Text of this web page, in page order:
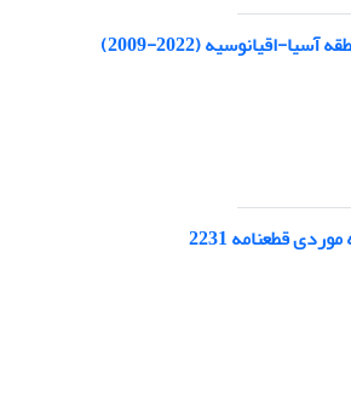
(2022-2009)
قطعنامه 2231